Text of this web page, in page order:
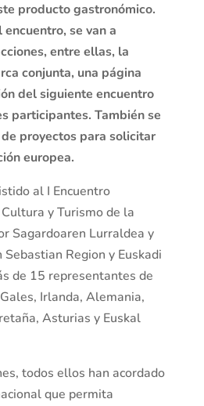
producto gastronómico.
se van a
entre ellas, la
conjunta, una página
del siguiente encuentro
participantes. También se
proyectos para solicitar
europea.
al I Encuentro
y Turismo de la
Sagardoaren Lurraldea y
Sebastian Region y Euskadi
de 15 representantes de
Irlanda, Alemania,
Asturias y Euskal
todos ellos han acordado
que permita